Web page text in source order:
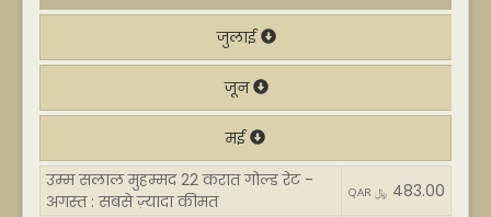
जुलाई
जून
मई
उम्म सलाल मुहम्मद 22 करात गोल्ड रेट -
अगस्त : सबसे ज़्यादा कीमत
QAR ﷼ 483.00